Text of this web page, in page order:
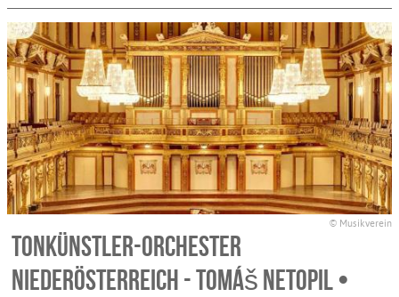
© Musikverein
Tonkünstler-Orchester
Niederösterreich - Tomáš Netopil •